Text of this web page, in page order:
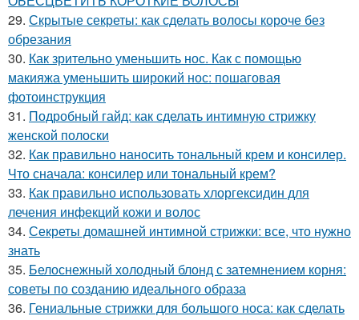
29. Скрытые секреты: как сделать волосы короче без
обрезания
30. Как зрительно уменьшить нос. Как с помощью
макияжа уменьшить широкий нос: пошаговая
фотоинструкция
31. Подробный гайд: как сделать интимную стрижку
женской полоски
32. Как правильно наносить тональный крем и консилер.
Что сначала: консилер или тональный крем?
33. Как правильно использовать хлоргексидин для
лечения инфекций кожи и волос
34. Секреты домашней интимной стрижки: все, что нужно
знать
35. Белоснежный холодный блонд с затемнением корня:
советы по созданию идеального образа
36. Гениальные стрижки для большого носа: как сделать